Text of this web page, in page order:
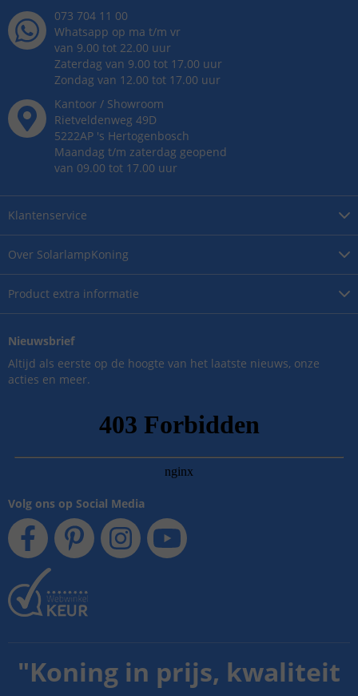
Over SolarlampKoning
Product extra informatie
Klantenservice
073 704 11 00
Whatsapp op ma t/m vr
van 9.00 tot 22.00 uur
Zaterdag van 9.00 tot 17.00 uur
Zondag van 12.00 tot 17.00 uur
Kantoor / Showroom
Rietveldenweg 49D
5222AP 's Hertogenbosch
Maandag t/m zaterdag geopend
van 09.00 tot 17.00 uur
Nieuwsbrief
Altijd als eerste op de hoogte van het laatste nieuws, onze
acties en meer.
Volg ons op Social Media
"Koning in prijs, kwaliteit